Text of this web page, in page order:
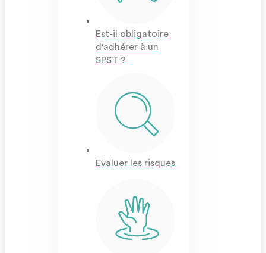
Est-il obligatoire
d'adhérer à un
SPST ?
Evaluer les risques